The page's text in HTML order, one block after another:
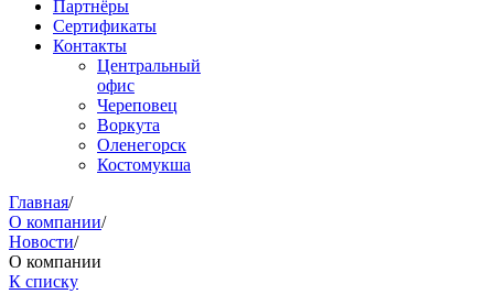
Партнёры
Сертификаты
Контакты
Центральный
офис
Череповец
Воркута
Оленегорск
Костомукша
Главная/
О компании/
Новости/
О компании
К списку